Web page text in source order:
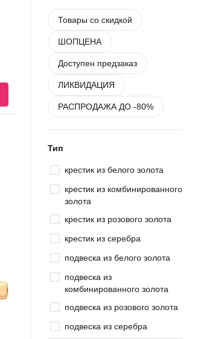
Товары со скидкой
ШОПЦЕНА
Доступен предзаказ
ЛИКВИДАЦИЯ
РАСПРОДАЖА ДО -80%
Тип
крестик из белого золота
крестик из комбинированного
золота
крестик из розового золота
крестик из серебра
подвеска из белого золота
подвеска из
комбинированного золота
подвеска из розового золота
подвеска из серебра